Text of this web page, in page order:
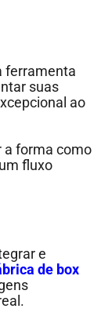
ferramenta
suas
ao
a forma como
fluxo
e
de box